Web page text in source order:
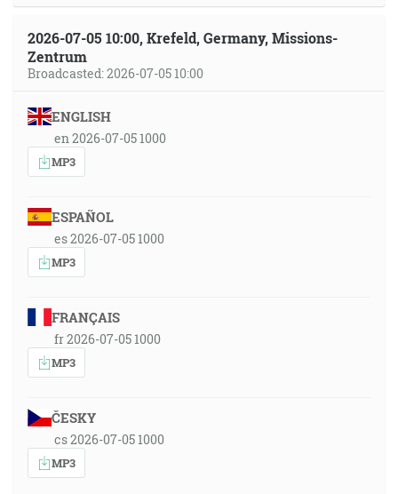
2026-07-05 10:00, Krefeld, Germany, Missions-
Zentrum
Broadcasted: 2026-07-05 10:00
ENGLISH
en 2026-07-05 1000
MP3
ESPAÑOL
es 2026-07-05 1000
MP3
FRANÇAIS
fr 2026-07-05 1000
MP3
ČESKY
cs 2026-07-05 1000
MP3